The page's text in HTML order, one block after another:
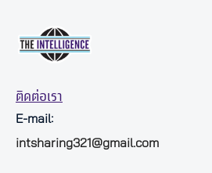
ติดต่อเรา
E-mail:
intsharing321@gmail.com